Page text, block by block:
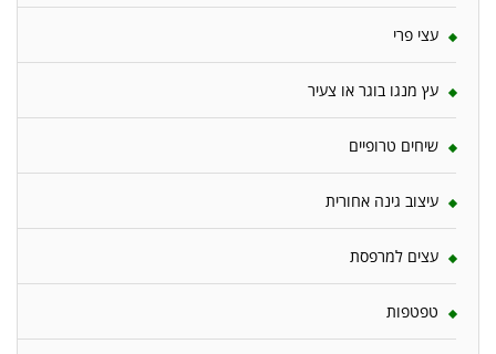
עצי פרי
עץ מנגו בוגר או צעיר
שיחים טרופיים
עיצוב גינה אחורית
עצים למרפסת
טפטפות